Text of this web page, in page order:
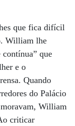
que fica difícil
William lhe
contínua” que
e o
Quando
do Palácio
William
criticar